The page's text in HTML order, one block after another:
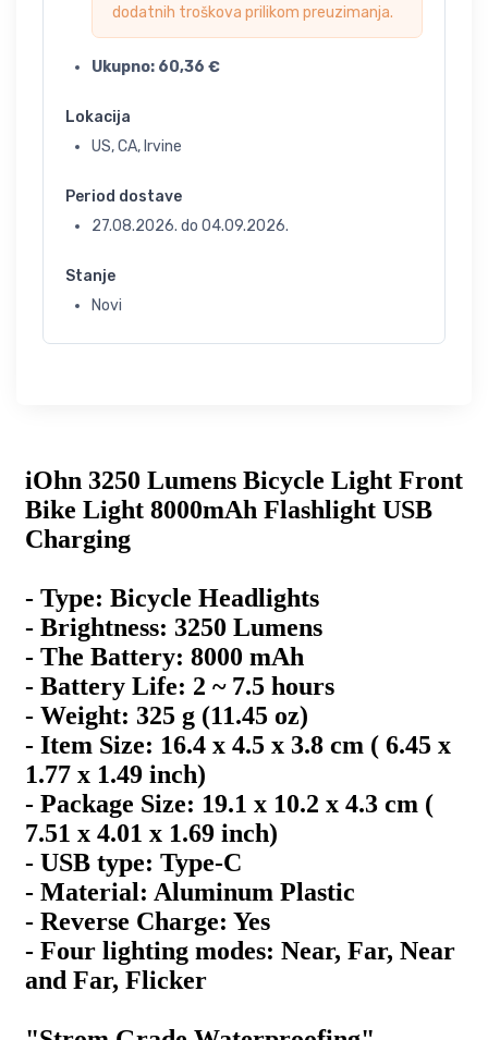
dodatnih troškova prilikom preuzimanja.
Ukupno: 60,36 €
Lokacija
US, CA, Irvine
Period dostave
27.08.2026. do 04.09.2026.
Stanje
Novi